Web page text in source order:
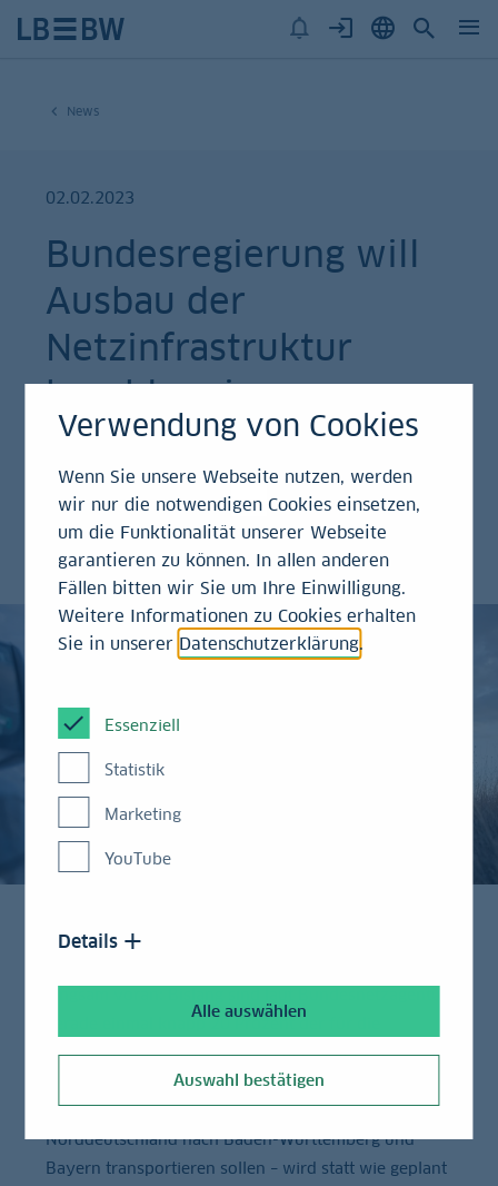
News
02.02.2023
Bundesregierung will
Ausbau der
Netzinfrastruktur
beschleunigen
führen zu Mehrkosten von einigen hundert
Millionen Euro. Bezahlt wird diese Summe
von den Verbrauchern.
gerade einmal knapp 20 Prozent der für die
Energiewende notwendigen neuen Leitungen
fertiggestellt. Suedlink zum Beispiel – eine der vier
geplanten Stromautobahnen, die Windenergie aus
Norddeutschland nach Baden-Württemberg und
Bayern transportieren sollen – wird statt wie geplant
Verwendung von Cookies
Wenn Sie unsere Webseite nutzen, werden
wir nur die notwendigen Cookies einsetzen,
um die Funktionalität unserer Webseite
garantieren zu können. In allen anderen
Fällen bitten wir Sie um Ihre Einwilligung.
Weitere Informationen zu Cookies erhalten
Sie in unserer Datenschutzerklärung.
Essenziell
Statistik
Marketing
YouTube
Details
Alle auswählen
Auswahl bestätigen